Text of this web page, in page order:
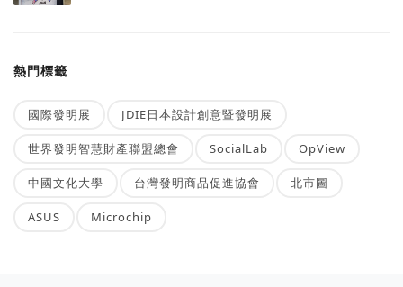
熱門標籤
國際發明展 JDIE日本設計創意暨發明展
世界發明智慧財產聯盟總會 SocialLab OpView
中國文化大學 台灣發明商品促進協會 北市圖
ASUS Microchip